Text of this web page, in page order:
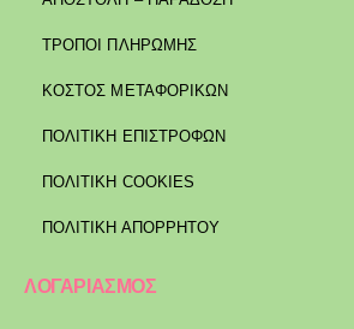
ΤΡΌΠΟΙ ΠΛΗΡΩΜΉΣ
ΚΌΣΤΟΣ ΜΕΤΑΦΟΡΙΚΏΝ
ΠΟΛΙΤΙΚΉ ΕΠΙΣΤΡΟΦΏΝ
ΠΟΛΙΤΙΚΉ COOKIES
ΠΟΛΙΤΙΚΉ ΑΠΟΡΡΉΤΟΥ
ΛΟΓΑΡΙΑΣΜΟΣ